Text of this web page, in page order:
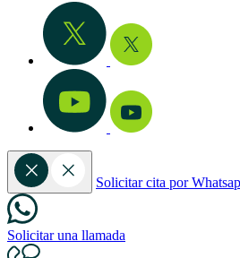
Solicitar cita por
Solicitar una llamada